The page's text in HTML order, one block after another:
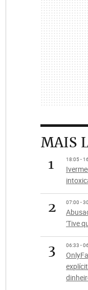
MAIS
1
18:05 -
2 07:00 -
'Tive
3 06:33 -